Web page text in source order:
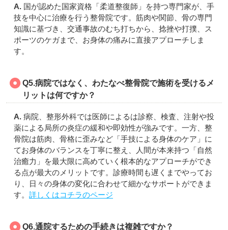
A. 国が認めた国家資格「柔道整復師」を持つ専門家が、手
技を中心に治療を行う整骨院です。筋肉や関節、骨の専門
知識に基づき、交通事故のむち打ちから、捻挫や打撲、ス
ポーツのケガまで、お身体の痛みに直接アプローチしま
す。
Q5.病院ではなく、わたなべ整骨院で施術を受けるメ
リットは何ですか？
A. 病院、整形外科では医師によるは診察、検査、注射や投
薬による局所の炎症の緩和や即効性が強みです。一方、整
骨院は筋肉、骨格に歪みなど「手技による身体のケア」に
てお身体のバランスを丁寧に整え、人間が本来持つ「自然
治癒力」を最大限に高めていく根本的なアプローチができ
る点が最大のメリットです。診療時間も遅くまでやってお
り、日々の身体の変化に合わせて細かなサポートができま
す。 詳しくはコチラのページ
Q6.通院するための手続きは複雑ですか？